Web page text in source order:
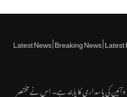
وآئین کی پاسداری کا پابند ہے۔ اس نے مختصر